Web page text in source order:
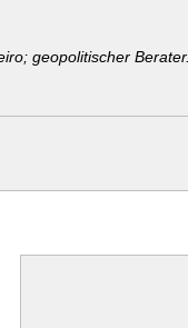
geopolitischer Berater.